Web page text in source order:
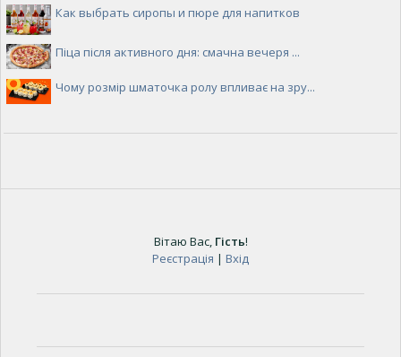
Как выбрать сиропы и пюре для напитков
Піца після активного дня: смачна вечеря ...
Чому розмір шматочка ролу впливає на зру...
Вітаю Вас, Гість!
Реєстрація | Вхід